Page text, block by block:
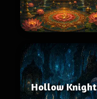
Hollow Knight